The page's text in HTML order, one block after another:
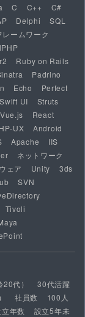
C C++
C#
Delphi
SQL
レームワーク
Ruby on Rails
Padrino
Echo
Perfect
Swift UI
Struts
Vue.js
React
HP-UX
Android
Apache
IIS
ネットワーク
ェア Unity
3ds
SVN
Tivoli
代）
30代活躍
社員数
100人
年数
設立5年未